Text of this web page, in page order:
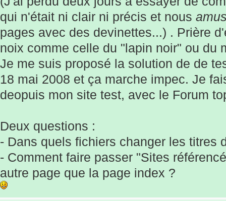
qui n'était ni clair ni précis et nous
pages avec des devinettes...) . Prière
noix comme celle du "lapin noir" ou du
Je me suis proposé la solution de de
18 mai 2008 et ça marche impec. Je
deopuis mon site test, avec le Forum
Deux questions :
- Dans quels fichiers changer les titres
- Comment faire passer "Sites
autre page que la page index ?